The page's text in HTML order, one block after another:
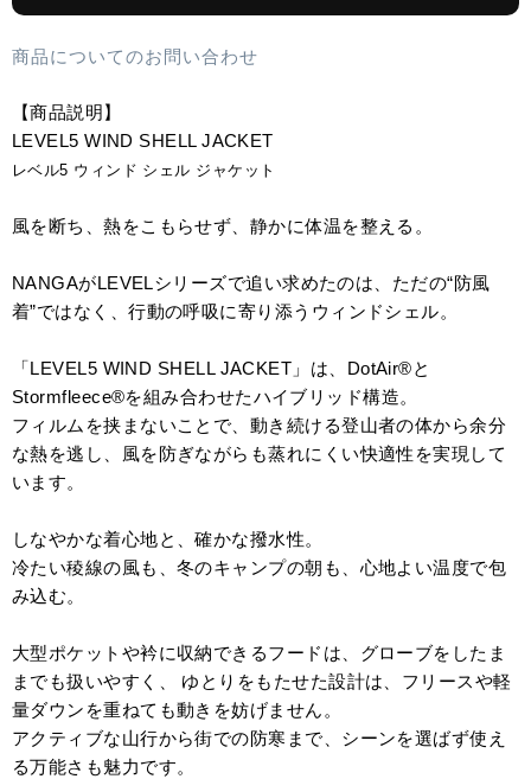
商品についてのお問い合わせ
【商品説明】
LEVEL5 WIND SHELL JACKET
レベル5 ウィンド シェル ジャケット
風を断ち、熱をこもらせず、静かに体温を整える。
NANGAがLEVELシリーズで追い求めたのは、ただの“防風
着”ではなく、行動の呼吸に寄り添うウィンドシェル。
「LEVEL5 WIND SHELL JACKET」は、DotAir®と
Stormfleece®を組み合わせたハイブリッド構造。
フィルムを挟まないことで、動き続ける登山者の体から余分
な熱を逃し、風を防ぎながらも蒸れにくい快適性を実現して
います。
しなやかな着心地と、確かな撥水性。
冷たい稜線の風も、冬のキャンプの朝も、心地よい温度で包
み込む。
大型ポケットや衿に収納できるフードは、グローブをしたま
までも扱いやすく、 ゆとりをもたせた設計は、フリースや軽
量ダウンを重ねても動きを妨げません。
アクティブな山行から街での防寒まで、シーンを選ばず使え
る万能さも魅力です。